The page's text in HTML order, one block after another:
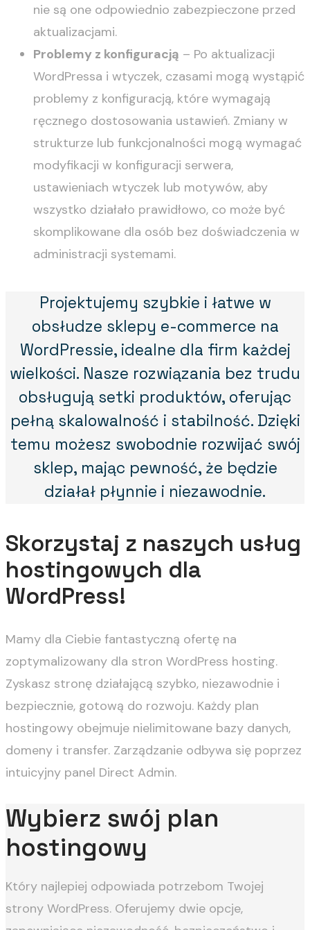
nie są one odpowiednio zabezpieczone przed
aktualizacjami.
Problemy z konfiguracją – Po aktualizacji
WordPressa i wtyczek, czasami mogą wystąpić
problemy z konfiguracją, które wymagają
ręcznego dostosowania ustawień. Zmiany w
strukturze lub funkcjonalności mogą wymagać
modyfikacji w konfiguracji serwera,
ustawieniach wtyczek lub motywów, aby
wszystko działało prawidłowo, co może być
skomplikowane dla osób bez doświadczenia w
administracji systemami.
Projektujemy szybkie i łatwe w
obsłudze sklepy e-commerce na
WordPressie, idealne dla firm każdej
wielkości. Nasze rozwiązania bez trudu
obsługują setki produktów, oferując
pełną skalowalność i stabilność. Dzięki
temu możesz swobodnie rozwijać swój
sklep, mając pewność, że będzie
działał płynnie i niezawodnie.
Skorzystaj z naszych usług
hostingowych dla
WordPress!
Mamy dla Ciebie fantastyczną ofertę na
zoptymalizowany dla stron WordPress hosting.
Zyskasz stronę działającą szybko, niezawodnie i
bezpiecznie, gotową do rozwoju. Każdy plan
hostingowy obejmuje nielimitowane bazy danych,
domeny i transfer. Zarządzanie odbywa się poprzez
intuicyjny panel Direct Admin.
Wybierz swój plan
hostingowy
Który najlepiej odpowiada potrzebom Twojej
strony WordPress. Oferujemy dwie opcje,